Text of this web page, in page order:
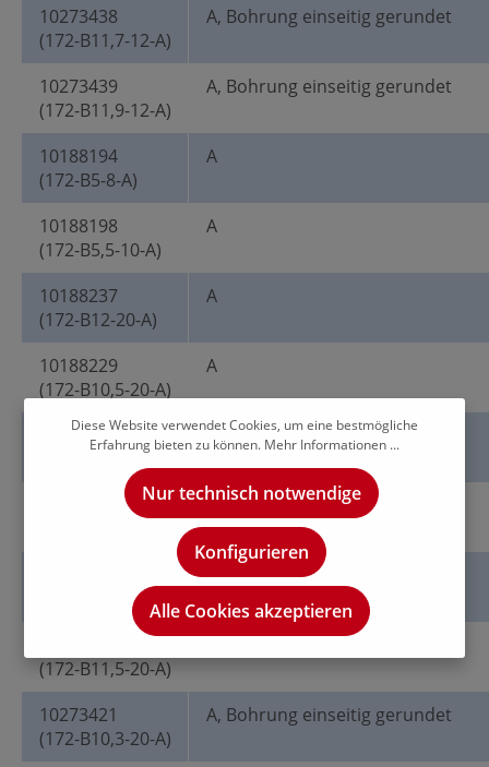
10273438
(172-B11,7-12-A)
A, Bohrung einseitig gerundet
10273439
(172-B11,9-12-A)
A, Bohrung einseitig gerundet
10188194
(172-B5-8-A)
A
10188198
(172-B5,5-10-A)
A
10188237
(172-B12-20-A)
A
10188229
(172-B10,5-20-A)
A
10188232
(172-B11-20-A)
A
A
(172-B11,8-20-A)
A
(172-B11,5-20-A)
10273421
(172-B10,3-20-A)
A, Bohrung einseitig gerundet
Diese Website verwendet Cookies, um eine bestmögliche
Erfahrung bieten zu können. Mehr Informationen ...
Nur technisch notwendige
Konfigurieren
Alle Cookies akzeptieren